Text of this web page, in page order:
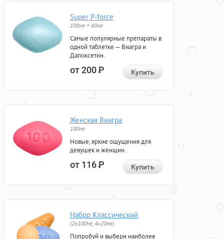
Super P-force
100мг + 60мг
Самые популярные препараты в
одной таблетке — Виагра и
Дапоксетин.
от 200Р Купить
Женская Виагра
100мг
Новые, яркие ощущения для
девушек и женщин.
от 116Р Купить
Набор Классический
(2x100мг, 4x20мг)
Попробуй и выбери наиболее